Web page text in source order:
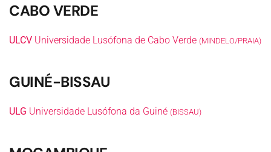
CABO VERDE
ULCV Universidade Lusófona de Cabo Verde (MINDELO/PRAIA)
GUINÉ-BISSAU
ULG Universidade Lusófona da Guiné (BISSAU)